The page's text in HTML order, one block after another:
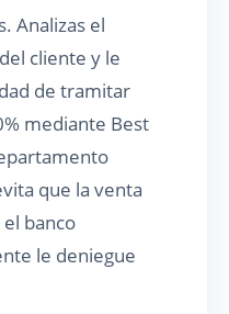
Analizas el
cliente y le
de tramitar
mediante Best
que la venta
banco
le deniegue